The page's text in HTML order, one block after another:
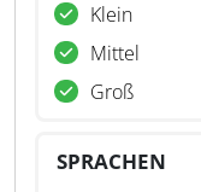
Klein
Mittel
Groß
SPRACHEN